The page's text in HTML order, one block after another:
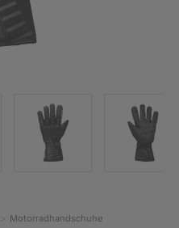
Motorradhandschuhe